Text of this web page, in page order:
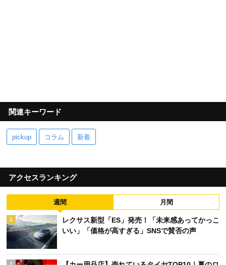
関連キーワード
pickup コラム 新着
アクセスランキング
週間 月間
1
レクサス新型「ES」発売！「未来感あってかっこ
いい」「価格が高すぎる」SNSで賛否の声
2